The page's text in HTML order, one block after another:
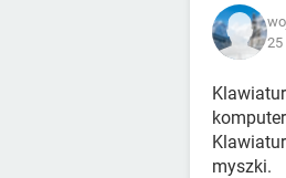
25
myszki.